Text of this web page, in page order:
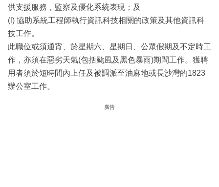
供支援服務，監察及優化系統表現；及
(l) 協助系統工程師執行資訊科技相關的政策及其他資訊科
技工作。
此職位或須通宵、於星期六、星期日、公眾假期及不定時工
作，亦須在惡劣天氣(包括颱風及黑色暴雨)期間工作。獲聘
用者須於短時間內上任及被調派至油麻地或長沙灣的1823
辦公室工作。
廣告